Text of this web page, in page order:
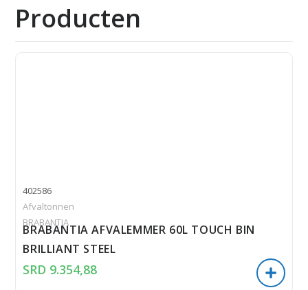
Producten
402586
Afvaltonnen
BRABANTIA
BRABANTIA AFVALEMMER 60L TOUCH BIN
BRILLIANT STEEL
SRD 9.354,88